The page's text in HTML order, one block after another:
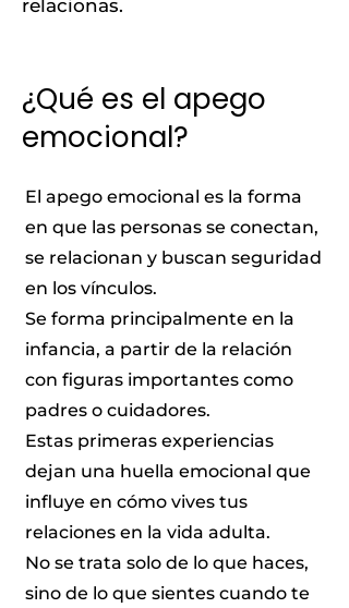
relacionas.
¿Qué es el apego
emocional?
El apego emocional es la forma
en que las personas se conectan,
se relacionan y buscan seguridad
en los vínculos.
Se forma principalmente en la
infancia, a partir de la relación
con figuras importantes como
padres o cuidadores.
Estas primeras experiencias
dejan una huella emocional que
influye en cómo vives tus
relaciones en la vida adulta.
No se trata solo de lo que haces,
sino de lo que sientes cuando te